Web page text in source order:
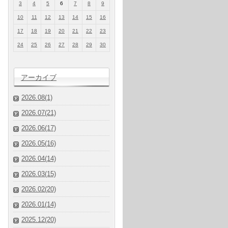
3 4 5 6 7 8 9
10 11 12 13 14 15 16
17 18 19 20 21 22 23
24 25 26 27 28 29 30
アーカイブ
2026.08(1)
2026.07(21)
2026.06(17)
2026.05(16)
2026.04(14)
2026.03(15)
2026.02(20)
2026.01(14)
2025.12(20)